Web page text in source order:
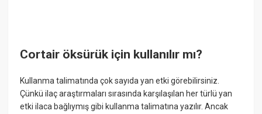
Cortair öksürük için kullanılır mı?
Kullanma talimatında çok sayıda yan etki görebilirsiniz.
Çünkü ilaç araştırmaları sırasında karşılaşılan her türlü yan
etki ilaca bağlıymış gibi kullanma talimatına yazılır. Ancak